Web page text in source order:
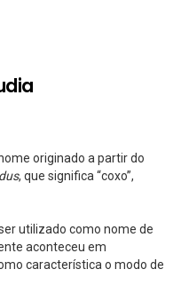
originado a partir do
, que significa “coxo”,
utilizado como nome de
aconteceu em
característica o modo de